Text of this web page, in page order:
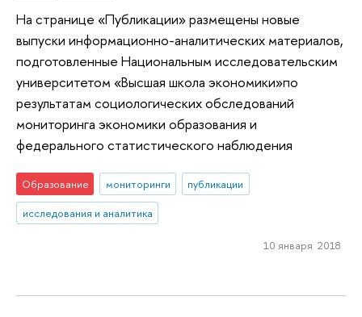
На странице «Публикации» размещены новые
выпуски информационно-аналитических материалов,
подготовленные Национальным исследовательским
университетом «Высшая школа экономики»по
результатам социологических обследований
мониторинга экономики образования и
федерального статистического наблюдения
Образование мониторинги
публикации
исследования и аналитика
10 января 2018